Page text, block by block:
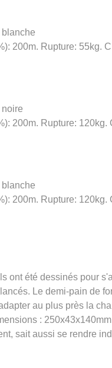
200m. Rupture: 55kg.
200m. Rupture: 120kg.
200m. Rupture: 120kg.
ont été dessinés pour
Le demi-pain de
au plus près la
:
sait aussi se rendre